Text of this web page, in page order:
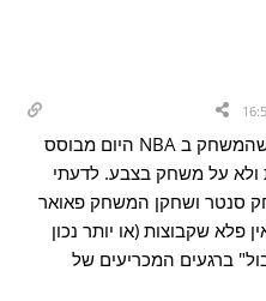
כתבה מעניינת. אך העובדה היא שהמשחק ב NBA היום מבוסס
ולא על משחק בצבע. לדעתי
סנטר ושחקן המשחק פאואר
פלא שקבוצות (או יותר נכון
ברגעים המכריעים של